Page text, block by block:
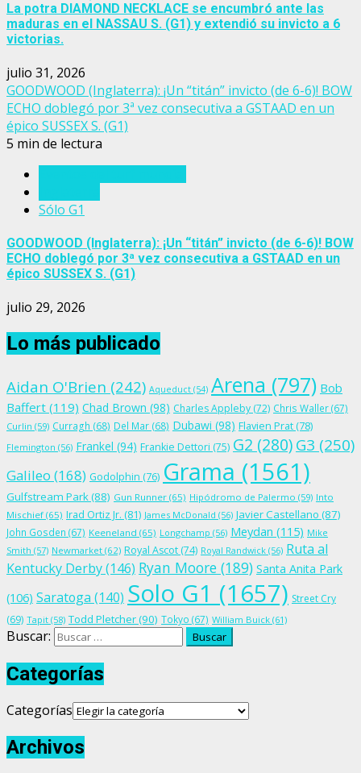
La potra DIAMOND NECKLACE se encumbró ante las
maduras en el NASSAU S. (G1) y extendió su invicto a 6
victorias.
julio 31, 2026
GOODWOOD (Inglaterra): ¡Un “titán” invicto (de 6-6)! BOW
ECHO doblegó por 3ª vez consecutiva a GSTAAD en un
épico SUSSEX S. (G1)
5 min de lectura
Sólo G1
GOODWOOD (Inglaterra): ¡Un “titán” invicto (de 6-6)! BOW
ECHO doblegó por 3ª vez consecutiva a GSTAAD en un
épico SUSSEX S. (G1)
julio 29, 2026
Lo más publicado
Aidan O'Brien (242) Aqueduct (54) Arena (797) Bob
Baffert (119) Chad Brown (98) Charles Appleby (72) Chris Waller(67)
Curlin (59) Curragh (68) Del Mar (68) Dubawi (98) Flavien Prat (78)
Flemington (56) Frankel (94) Frankie Dettori (75) G2 (280)G3 (250)
Galileo (168) Godolphin (76) Grama (1561)
Gulfstream Park(88) Gun Runner (65) Hipódromo de Palermo (59) Into
Mischief (65) Irad Ortiz Jr. (81) James McDonald (56) Javier Castellano (87)
John Gosden (67) Keeneland (65) Longchamp (56) Meydan (115) Mike
Smith (57) Newmarket (62) Royal Ascot (74) Royal Randwick (56) Ruta al
Kentucky Derby(146) Ryan Moore (189) Santa Anita Park
(106) Saratoga (140) Solo G1 (1657) Street Cry
(69) Tapit (58) Todd Pletcher(90) Tokyo (67) William Buick (61)
Buscar:
Categorías
Categorías
Archivos